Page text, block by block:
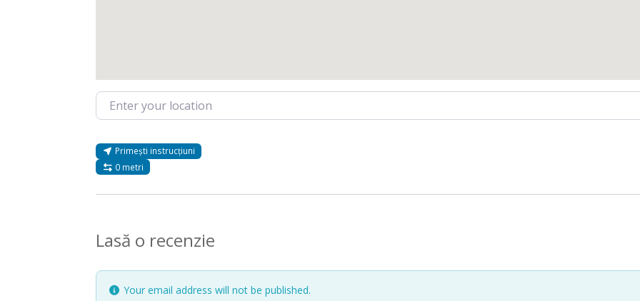
Enter your location
Primești instrucțiuni
0 metri
Lasă o recenzie
Your email address will not be published.